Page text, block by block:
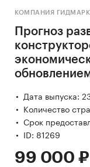
КОМПАНИЯ
Прогноз
Дата выпуска:
Количество
Срок
ID: 81269
99 000 ₽